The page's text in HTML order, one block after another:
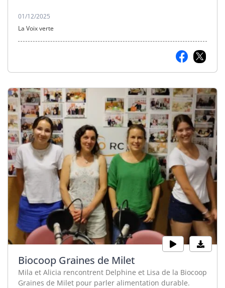
Basse Ardèche.
01/12/2025
La Voix verte
Biocoop Graines de Milet
Mila et Alicia rencontrent Delphine et Lisa de la Biocoop
Graines de Milet pour parler alimentation durable.